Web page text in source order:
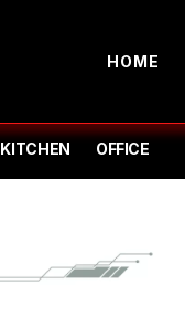
HOME
KITCHEN OFFICE